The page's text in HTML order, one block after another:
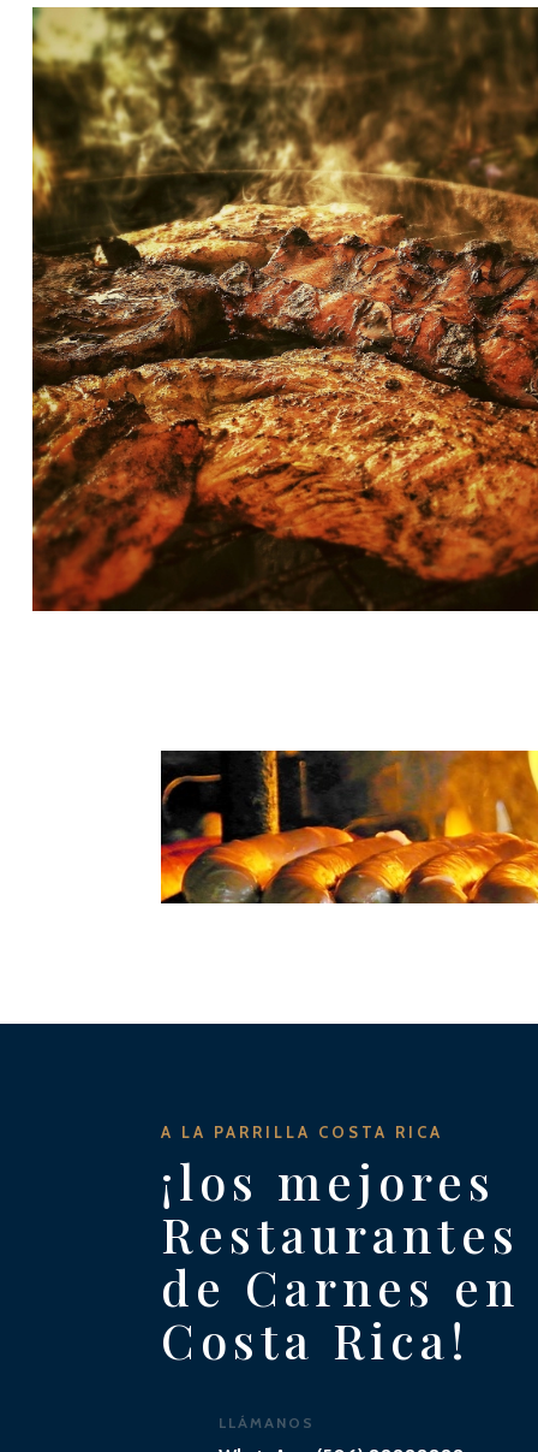
A LA PARRILLA COSTA RICA
¡los mejores
Restaurantes
de Carnes en
Costa Rica!
LLÁMANOS